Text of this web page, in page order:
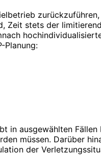
Zeit stets der
Planung:
in ausgewählten
müssen. Darüber
der